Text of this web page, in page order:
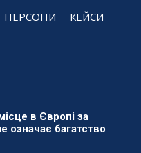
ПЕРСОНИ КЕЙСИ
в Європі за
означає багатство